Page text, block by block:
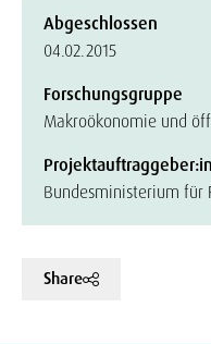
Abgeschlossen
04.02.2015
Forschungsgruppe
Makroökonomie und
Projektauftraggeber:in
Bundesministerium für
Share